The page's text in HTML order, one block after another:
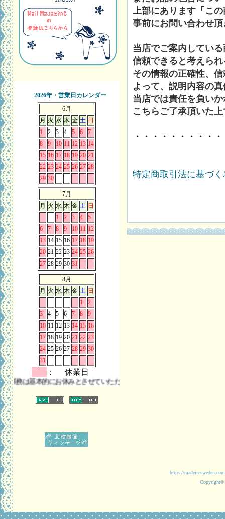
2026年・営業日カレンダー
6月
月 火 水 木 金 土 日
1
2 3 4 5 6
7
8
9 10 11 12 13 14
15 16 17 18 19 20 21
22 23 24 25 26 27 28
29 30
7月
月 火 水 木 金 土 日
1
2 3 4
5
6
7 8 9 10 11 12
13 14 15 16 17 18 19
20 21 22 23 24 25 26
27 28 29 30 31
8月
月 火 水 木 金 土 日
1
2
3
4 5 6 7 8
9
10 11 12 13 14 15 16
17 18 19 20 21 22 23
24 25 26 27 28 29 30
31
： 休業日
本的にお休みとさせていただきます。 また、お問い合わせは時差の関
上部にあります「こ
事前にお問い合わせ
当店でご案内してい
信頼できると考えら
その情報の正確性、
よって、説明内容の
当店では責任を負い
こちらご了承頂いた
・・・・・・・・・
特定商取引法に基づ
https://madein-
Copyright©